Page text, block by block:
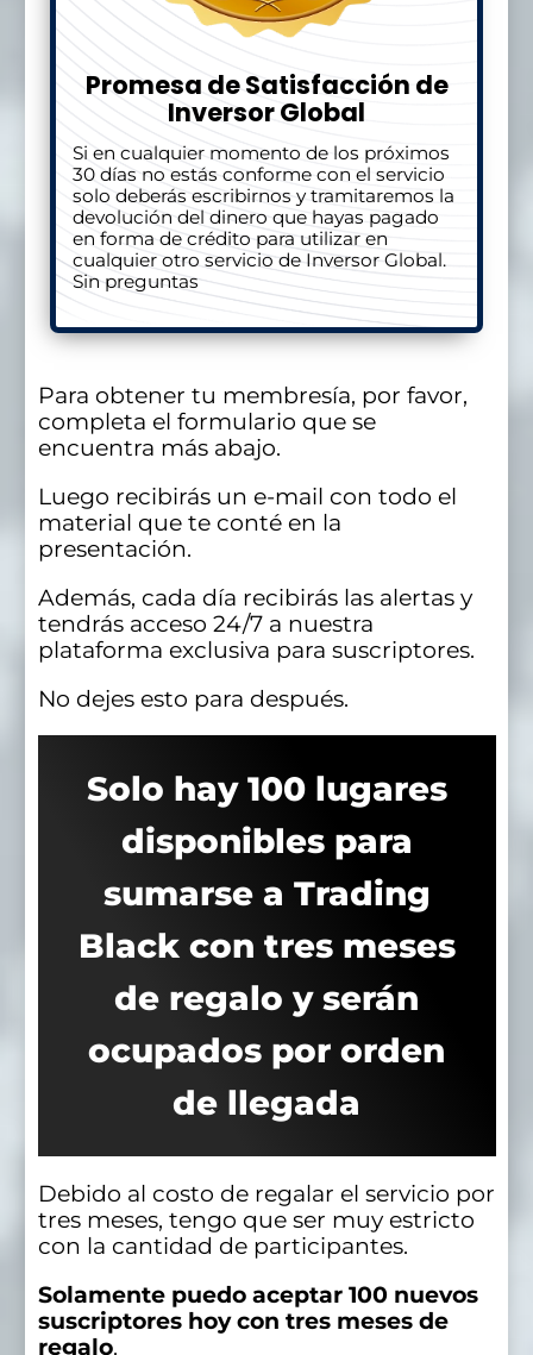
Promesa de Satisfacción de
Inversor Global
Si en cualquier momento de los próximos
30 días no estás conforme con el servicio
solo deberás escribirnos y tramitaremos la
devolución del dinero que hayas pagado
en forma de crédito para utilizar en
cualquier otro servicio de Inversor Global.
Sin preguntas
Para obtener tu membresía, por favor,
completa el formulario que se
encuentra más abajo.
Luego recibirás un e-mail con todo el
material que te conté en la
presentación.
Además, cada día recibirás las alertas y
tendrás acceso 24/7 a nuestra
plataforma exclusiva para suscriptores.
No dejes esto para después.
Solo hay 100 lugares
disponibles para
sumarse a Trading
Black con tres meses
de regalo y serán
ocupados por orden
de llegada
Debido al costo de regalar el servicio por
tres meses, tengo que ser muy estricto
con la cantidad de participantes.
Solamente puedo aceptar 100 nuevos
suscriptores hoy con tres meses de
regalo.